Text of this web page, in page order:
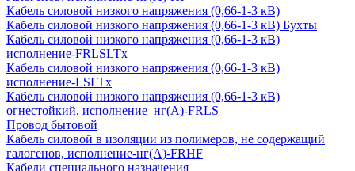
Кабель силовой низкого напряжения (0,66-1-3 кВ)
Кабель силовой низкого напряжения (0,66-1-3 кВ) Бухты
Кабель силовой низкого напряжения (0,66-1-3 кВ)
исполнение-FRLSLTx
Кабель силовой низкого напряжения (0,66-1-3 кВ)
исполнение-LSLTx
Кабель силовой низкого напряжения (0,66-1-3 кВ)
огнестойкий, исполнение–нг(А)-FRLS
Провод бытовой
Кабель силовой в изоляции из полимеров, не содержащий
галогенов, исполнение-нг(А)-FRHF
Кабели специального назначения